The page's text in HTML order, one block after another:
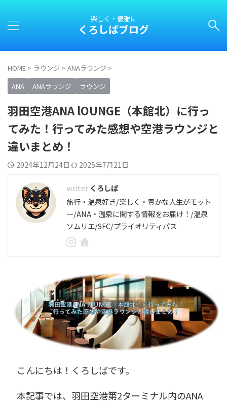
楽しく・優雅に
くろしばブログ
HOME > ラウンジ > ANAラウンジ >
ANA
ANAラウンジ ラウンジ
羽田空港ANA lOUNGE（本館北）に行っ
てみた！行ってみた感想や空港ラウンジと
違いまとめ！
2024年12月24日 2025年7月21日
くろしば
旅行・温泉好き/楽しく・豊かな人生がモット
ー/ANA・温泉に関する情報をお届け！/温泉
ソムリエ/SFC/プライオリティパス
こんにちは！くろしばです。
本記事では、羽田空港第2ターミナル内のANA